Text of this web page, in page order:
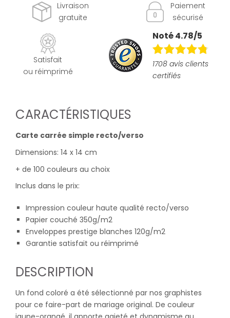
Livraison
gratuite
Paiement
sécurisé
Satisfait
ou réimprimé
Noté 4.78/5
1708 avis clients
certifiés
CARACTÉRISTIQUES
Carte carrée simple recto/verso
Dimensions: 14 x 14 cm
+ de 100 couleurs au choix
Inclus dans le prix:
Impression couleur haute qualité recto/verso
Papier couché 350g/m2
Enveloppes prestige blanches 120g/m2
Garantie satisfait ou réimprimé
DESCRIPTION
Un fond coloré a été sélectionné par nos graphistes
pour ce faire-part de mariage original. De couleur